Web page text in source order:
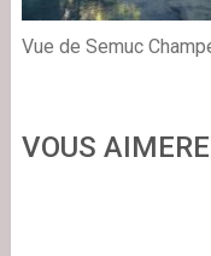
Vue de Semuc
VOUS